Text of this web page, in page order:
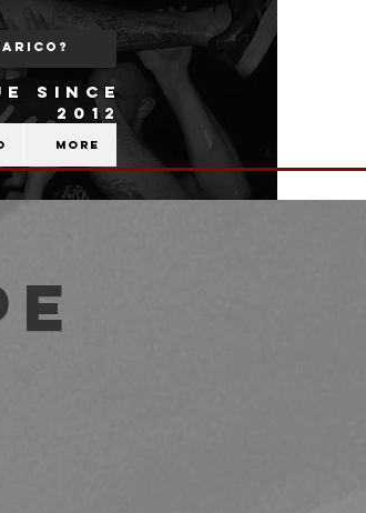
SINCE
2012
More